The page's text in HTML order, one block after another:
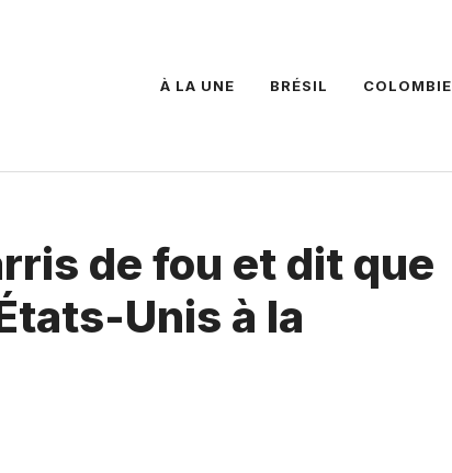
À LA UNE BRÉSIL COLOMBIE
de fou et dit que
Unis à la